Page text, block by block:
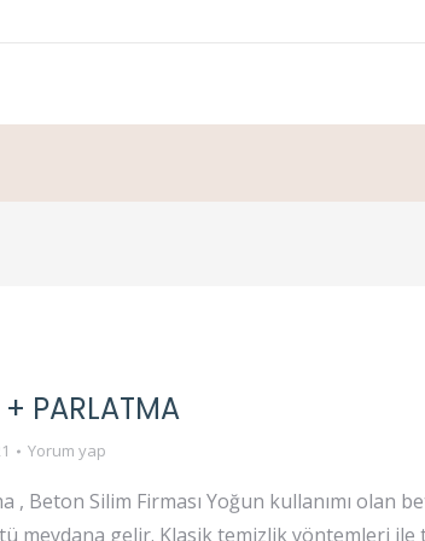
+ PARLATMA
Yorum yap
, Beton Silim Firması Yoğun kullanımı olan
meydana gelir. Klasik temizlik yöntemleri ile